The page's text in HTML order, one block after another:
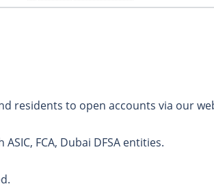
residents to open accounts via our
FCA, Dubai DFSA entities.